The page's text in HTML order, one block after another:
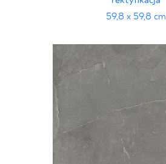
59,8 x 59,8 cm